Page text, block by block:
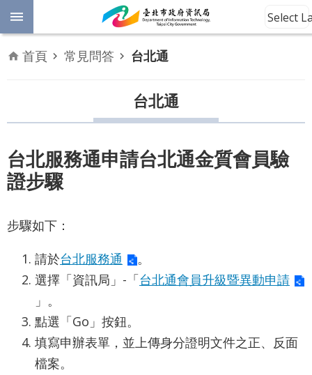
跳到主要內容區塊
進
料
數
位
平
權
公
資
訊
業
務
資
Select
首頁 常見問答 台北通
台北通
台北服務通申請台北通金質會員驗
證步驟
步驟如下：
請於台北服務通
。
選擇「資訊局」-「台北通會員升級暨異動申請
」。
點選「Go」按鈕。
填寫申辦表單，並上傳身分證明文件之正、反面
檔案。